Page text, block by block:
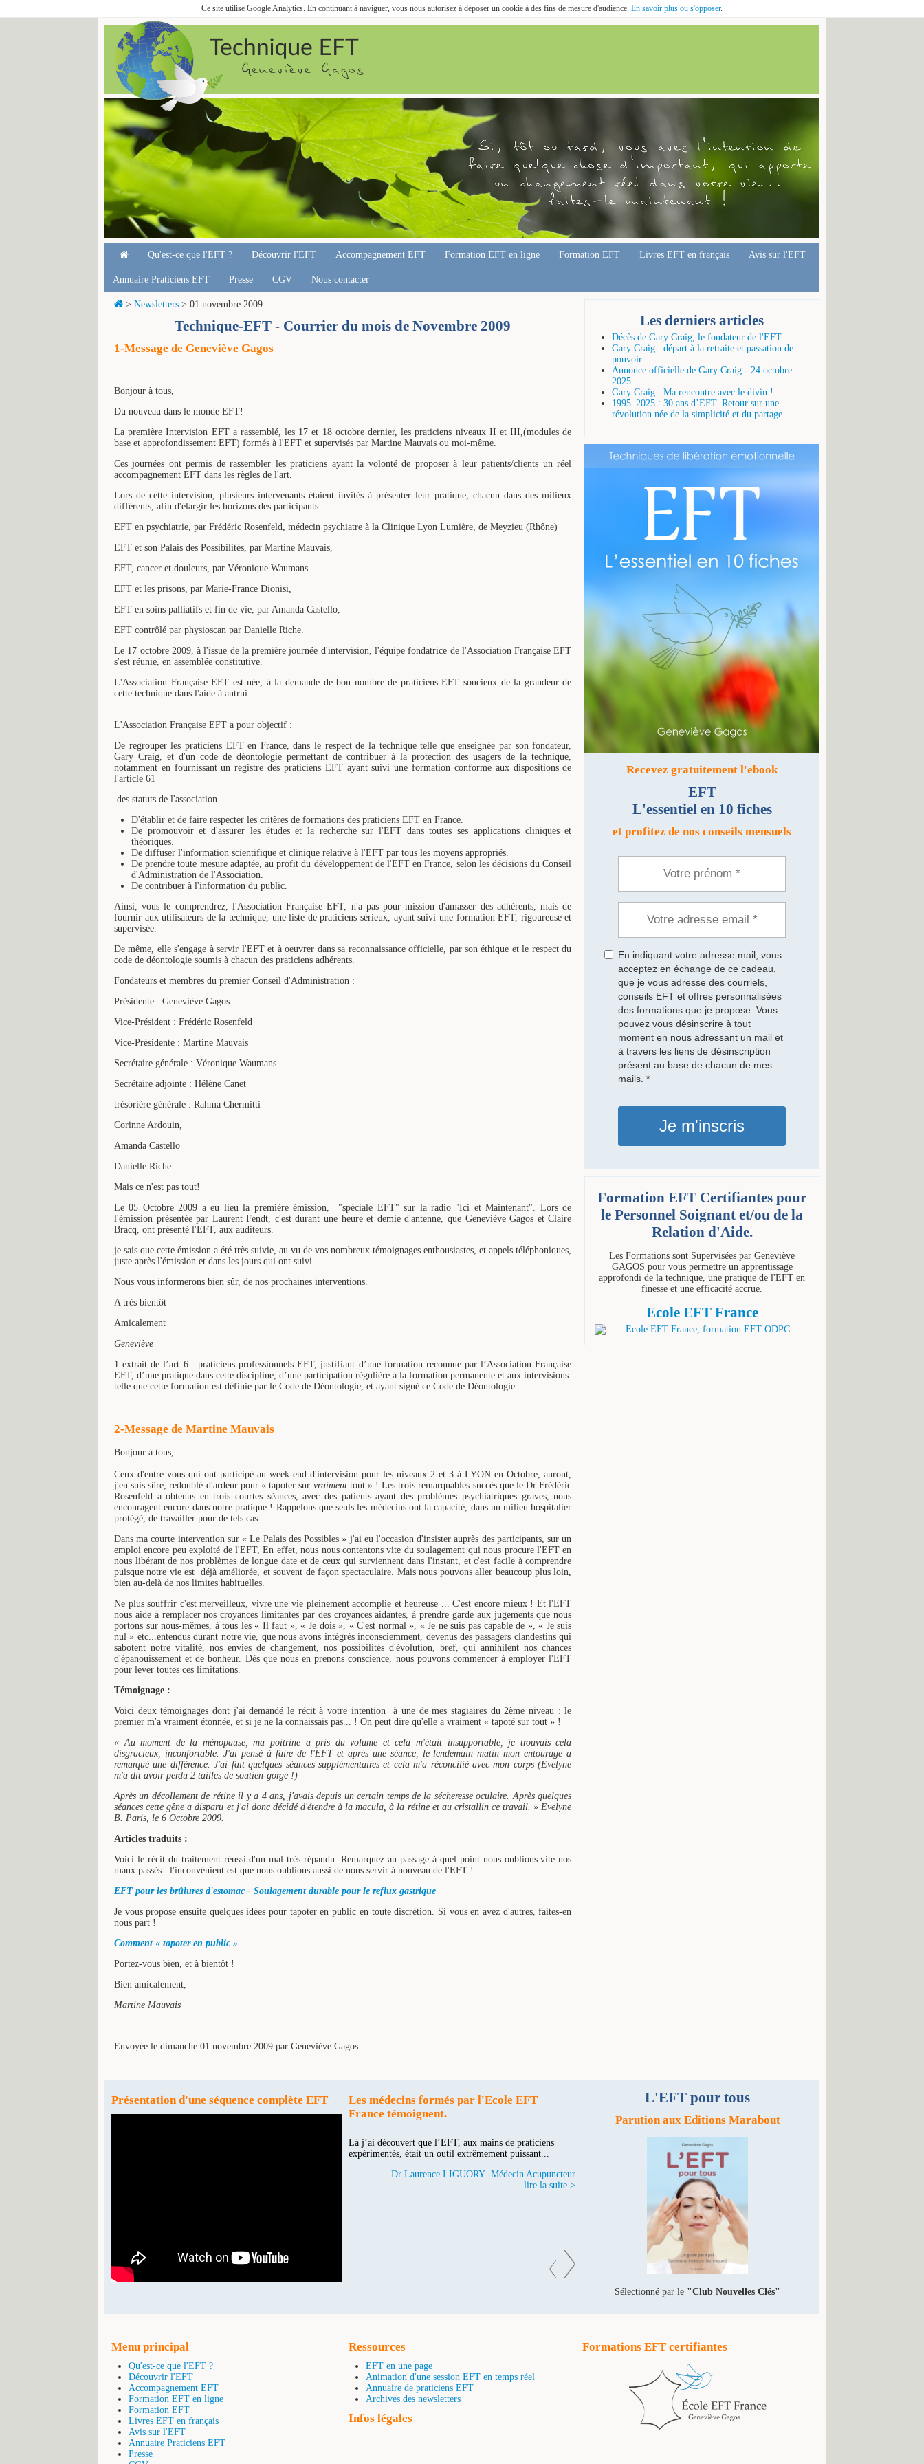
Ce site utilise Google Analytics. En continuant à naviguer, vous nous autorisez à déposer un cookie à des fins de mesure d'audience. En savoir plus ou s'opposer.
Qu'est-ce que l'EFT ? Découvrir l'EFT Accompagnement EFT Formation EFT en ligne Formation EFT Livres EFT en français Avis sur l'EFT
Annuaire Praticiens EFT Presse CGV Nous contacter
> Newsletters > 01 novembre 2009
Technique-EFT - Courrier du mois de Novembre 2009
1-Message de Geneviève Gagos
Bonjour à tous,
Du nouveau dans le monde EFT!
La première Intervision EFT a rassemblé, les 17 et 18 octobre dernier, les praticiens niveaux II et III,(modules de
base et approfondissement EFT) formés à l'EFT et supervisés par Martine Mauvais ou moi-même.
Ces journées ont permis de rassembler les praticiens ayant la volonté de proposer à leur patients/clients un réel
accompagnement EFT dans les règles de l'art.
Lors de cette intervision, plusieurs intervenants étaient invités à présenter leur pratique, chacun dans des milieux
différents, afin d'élargir les horizons des participants.
EFT en psychiatrie, par Frédéric Rosenfeld, médecin psychiatre à la Clinique Lyon Lumière, de Meyzieu (Rhône)
EFT et son Palais des Possibilités, par Martine Mauvais,
EFT, cancer et douleurs, par Véronique Waumans
EFT et les prisons, par Marie-France Dionisi,
EFT en soins palliatifs et fin de vie, par Amanda Castello,
EFT contrôlé par physioscan par Danielle Riche.
Le 17 octobre 2009, à l'issue de la première journée d'intervision, l'équipe fondatrice de l'Association Française EFT
s'est réunie, en assemblée constitutive.
L'Association Française EFT est née, à la demande de bon nombre de praticiens EFT soucieux de la grandeur de
cette technique dans l'aide à autrui.
L'Association Française EFT a pour objectif :
De regrouper les praticiens EFT en France, dans le respect de la technique telle que enseignée par son fondateur,
Gary Craig, et d'un code de déontologie permettant de contribuer à la protection des usagers de la technique,
notamment en fournissant un registre des praticiens EFT ayant suivi une formation conforme aux dispositions de
l'article 61
des statuts de l'association.
D'établir et de faire respecter les critères de formations des praticiens EFT en France.
De promouvoir et d'assurer les études et la recherche sur l'EFT dans toutes ses applications cliniques et
théoriques.
De diffuser l'information scientifique et clinique relative à l'EFT par tous les moyens appropriés.
De prendre toute mesure adaptée, au profit du développement de l'EFT en France, selon les décisions du Conseil
d'Administration de l'Association.
De contribuer à l'information du public.
Ainsi, vous le comprendrez, l'Association Française EFT, n'a pas pour mission d'amasser des adhérents, mais de
fournir aux utilisateurs de la technique, une liste de praticiens sérieux, ayant suivi une formation EFT, rigoureuse et
supervisée.
De même, elle s'engage à servir l'EFT et à oeuvrer dans sa reconnaissance officielle, par son éthique et le respect du
code de déontologie soumis à chacun des praticiens adhérents.
Fondateurs et membres du premier Conseil d'Administration :
Présidente : Geneviève Gagos
Vice-Président : Frédéric Rosenfeld
Vice-Présidente : Martine Mauvais
Secrétaire générale : Véronique Waumans
Secrétaire adjointe : Hélène Canet
trésorière générale : Rahma Chermitti
Corinne Ardouin,
Amanda Castello
Danielle Riche
Mais ce n'est pas tout!
Le 05 Octobre 2009 a eu lieu la première émission, "spéciale EFT" sur la radio "Ici et Maintenant". Lors de
l'émission présentée par Laurent Fendt, c'est durant une heure et demie d'antenne, que Geneviève Gagos et Claire
Bracq, ont présenté l'EFT, aux auditeurs.
je sais que cette émission a été très suivie, au vu de vos nombreux témoignages enthousiastes, et appels téléphoniques,
juste après l'émission et dans les jours qui ont suivi.
Nous vous informerons bien sûr, de nos prochaines interventions.
A très bientôt
Amicalement
Geneviève
1 extrait de l’art 6 : praticiens professionnels EFT, justifiant d’une formation reconnue par l’Association Française
EFT, d’une pratique dans cette discipline, d’une participation régulière à la formation permanente et aux intervisions
telle que cette formation est définie par le Code de Déontologie, et ayant signé ce Code de Déontologie.
2-Message de Martine Mauvais
Bonjour à tous,
Ceux d'entre vous qui ont participé au week-end d'intervision pour les niveaux 2 et 3 à LYON en Octobre, auront,
j'en suis sûre, redoublé d'ardeur pour « tapoter sur vraimenttout » ! Les trois remarquables succès que le Dr Frédéric
Rosenfeld a obtenus en trois courtes séances, avec des patients ayant des problèmes psychiatriques graves, nous
encouragent encore dans notre pratique ! Rappelons que seuls les médecins ont la capacité, dans un milieu hospitalier
protégé, de travailler pour de tels cas.
Dans ma courte intervention sur « Le Palais des Possibles » j'ai eu l'occasion d'insister auprès des participants, sur un
emploi encore peu exploité de l'EFT, En effet, nous nous contentons vite du soulagement qui nous procure l'EFT en
nous libérant de nos problèmes de longue date et de ceux qui surviennent dans l'instant, et c'est facile à comprendre
puisque notre vie est déjà améliorée, et souvent de façon spectaculaire. Mais nous pouvons aller beaucoup plus loin,
bien au-delà de nos limites habituelles.
Ne plus souffrir c'est merveilleux, vivre une vie pleinement accomplie et heureuse ... C'est encore mieux ! Et l'EFT
nous aide à remplacer nos croyances limitantes par des croyances aidantes, à prendre garde aux jugements que nous
portons sur nous-mêmes, à tous les « Il faut », « Je dois », « C'est normal », « Je ne suis pas capable de », « Je suis
nul » etc...entendus durant notre vie, que nous avons intégrés inconsciemment, devenus des passagers clandestins qui
sabotent notre vitalité, nos envies de changement, nos possibilités d'évolution, bref, qui annihilent nos chances
d'épanouissement et de bonheur. Dès que nous en prenons conscience, nous pouvons commencer à employer l'EFT
pour lever toutes ces limitations.
Témoignage :
Voici deux témoignages dont j'ai demandé le récit à votre intention à une de mes stagiaires du 2ème niveau : le
premier m'a vraiment étonnée, et si je ne la connaissais pas... ! On peut dire qu'elle a vraiment « tapoté sur tout » !
« Au moment de la ménopause, ma poitrine a pris du volume et cela m'était insupportable, je trouvais cela
disgracieux, inconfortable. J'ai pensé à faire de l'EFT et après une séance, le lendemain matin mon entourage a
remarqué une différence. J'ai fait quelques séances supplémentaires et cela m'a réconcilié avec mon corps (Evelyne
m'a dit avoir perdu 2 tailles de soutien-gorge !)
Après un décollement de rétine il y a 4 ans, j'avais depuis un certain temps de la sécheresse oculaire. Après quelques
séances cette gêne a disparu et j'ai donc décidé d'étendre à la macula, à la rétine et au cristallin ce travail. » Evelyne
B. Paris, le 6 Octobre 2009.
Articles traduits :
Voici le récit du traitement réussi d'un mal très répandu. Remarquez au passage à quel point nous oublions vite nos
maux passés : l'inconvénient est que nous oublions aussi de nous servir à nouveau de l'EFT !
EFT pour les brûlures d'estomac - Soulagement durable pour le reflux gastrique
Je vous propose ensuite quelques idées pour tapoter en public en toute discrétion. Si vous en avez d'autres, faites-en
nous part !
Comment « tapoter en public »
Portez-vous bien, et à bientôt !
Bien amicalement,
Martine Mauvais
Envoyée le dimanche 01 novembre 2009 par Geneviève Gagos
Les derniers articles
Décès de Gary Craig, le fondateur de l'EFT
Gary Craig : départ à la retraite et passation de
pouvoir
Annonce officielle de Gary Craig - 24 octobre
2025
Gary Craig : Ma rencontre avec le divin !
1995–2025 : 30 ans d’EFT. Retour sur une
révolution née de la simplicité et du partage
Recevez gratuitement l'ebook
EFT
L'essentiel en 10 fiches
et profitez de nos conseils mensuels
En indiquant votre adresse mail, vous
acceptez en échange de ce cadeau,
que je vous adresse des courriels,
conseils EFT et offres personnalisées
des formations que je propose. Vous
pouvez vous désinscrire à tout
moment en nous adressant un mail et
à travers les liens de désinscription
présent au base de chacun de mes
mails. *
Je m'inscris
Formation EFT Certifiantes pour
le Personnel Soignant et/ou de la
Relation d'Aide.
Les Formations sont Supervisées par Geneviève
GAGOS pour vous permettre un apprentissage
approfondi de la technique, une pratique de l'EFT en
finesse et une efficacité accrue.
Ecole EFT France
Présentation d'une séquence complète EFT
Les médecins formés par l'Ecole EFT
France témoignent.
Là j’ai découvert que l’EFT, aux mains de praticiens
expérimentés, était un outil extrêmement puissant...
Dr Laurence LIGUORY -Médecin Acupuncteur
lire la suite >
Je suis partisan d’alléger les traitements autant qu’il est
possible. Avec l’EFT, je peux me le permettre avec plus
Dr Frédéric ROSENFELD - Médecin Psychiatre
L'EFT pour tous
Parution aux Editions Marabout
Sélectionné par le "Club Nouvelles Clés"
Menu principal
Qu'est-ce que l'EFT ?
Découvrir l'EFT
Accompagnement EFT
Formation EFT en ligne
Formation EFT
Livres EFT en français
Avis sur l'EFT
Annuaire Praticiens EFT
Presse
Ressources
EFT en une page
Animation d'une session EFT en temps réel
Annuaire de praticiens EFT
Archives des newsletters
Infos légales
Formations EFT certifiantes